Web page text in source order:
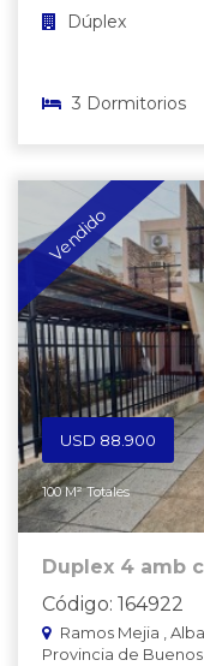
Dúplex
3 Dormitorios
Vendido
USD 88.900
100 M² Totales
Duplex 4 amb
Código: 164922
Ramos Mejia ,
Provincia de